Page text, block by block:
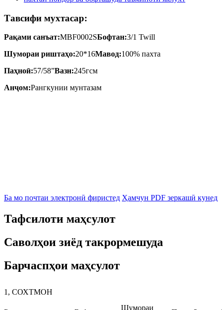
Тавсифи мухтасар:
Рақами санъат:MBF0002SБофтан:3/1 Twill
Шумораи риштаҳо:20*16Мавод:100% пахта
Паҳноӣ:57/58”Вазн:245гсм
Анҷом:Рангкунии мунтазам
Ба мо почтаи электронӣ фиристед Ҳамчун PDF зеркашӣ кунед
Тафсилоти маҳсулот
Саволҳои зиёд такрормешуда
Барчаспҳои маҳсулот
1, СОХТМОН
Шумораи